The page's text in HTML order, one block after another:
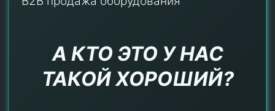
А КТО ЭТО У НАС
ТАКОЙ ХОРОШИЙ?